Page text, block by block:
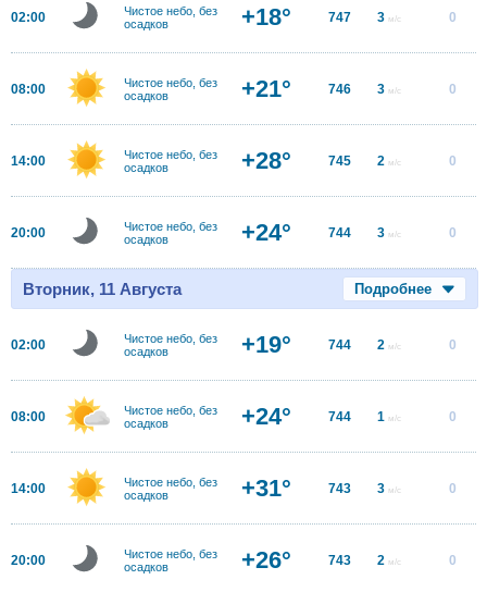
02:00
Чистое небо, без
осадков
+18° 747 3 м/с 0
08:00
Чистое небо, без
осадков
+21° 746 3 м/с 0
14:00
Чистое небо, без
осадков
+28° 745 2 м/с 0
20:00
Чистое небо, без
осадков
+24° 744 3 м/с 0
Вторник, 11 Августа Подробнее
02:00
Чистое небо, без
осадков
+19° 744 2 м/с 0
08:00
Чистое небо, без
осадков
+24° 744 1 м/с 0
14:00
Чистое небо, без
осадков
+31° 743 3 м/с 0
20:00
Чистое небо, без
осадков
+26° 743 2 м/с 0